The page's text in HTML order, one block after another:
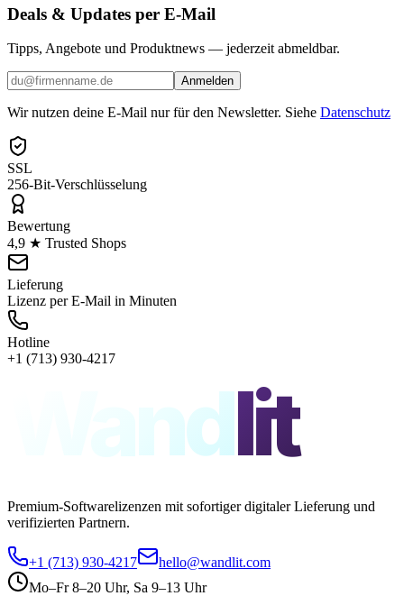
Deals & Updates per E-Mail
Tipps, Angebote und Produktnews — jederzeit abmeldbar.
Anmelden
Wir nutzen deine E-Mail nur für den Newsletter. Siehe Datenschutz
SSL
256-Bit-Verschlüsselung
Bewertung
4,9 ★ Trusted Shops
Lieferung
Lizenz per E-Mail in Minuten
Hotline
+1 (713) 930-4217
Wandlit
Premium-Softwarelizenzen mit sofortiger digitaler Lieferung und
verifizierten Partnern.
+1 (713) 930-4217
hello@wandlit.com
Mo–Fr 8–20 Uhr, Sa 9–13 Uhr